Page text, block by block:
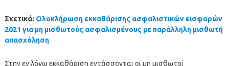
Σχετικά: Ολοκλήρωση εκκαθάρισης ασφαλιστικών εισφορών
2021 για μη μισθωτούς ασφαλισμένους με παράλληλη μισθωτή
απασχόληση
Στην εν λόγω εκκαθάριση εντάσσονται οι μη μισθωτοί